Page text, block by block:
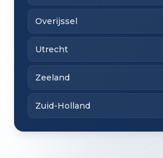
Overijssel
Utrecht
Zeeland
Zuid-Holland